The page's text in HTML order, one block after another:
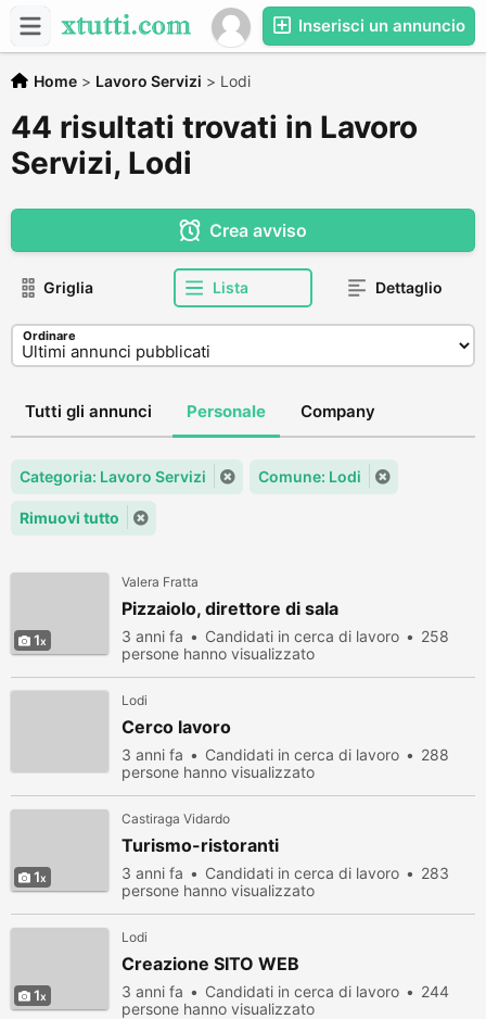
Inserisci un annuncio
Home > Lavoro Servizi > Lodi
44 risultati trovati in Lavoro
Servizi, Lodi
Crea avviso
Griglia Lista Dettaglio
Ordinare
Tutti gli annunci Personale Company
Categoria: Lavoro Servizi Comune: Lodi
Rimuovi tutto
1
Valera Fratta
Pizzaiolo, direttore di sala
3 anni fa Candidati in cerca di lavoro
258
persone hanno visualizzato
Lodi
Cerco lavoro
3 anni fa Candidati in cerca di lavoro
288
persone hanno visualizzato
1
Castiraga Vidardo
Turismo-ristoranti
3 anni fa Candidati in cerca di lavoro
283
persone hanno visualizzato
1
Lodi
Creazione SITO WEB
3 anni fa Candidati in cerca di lavoro
244
persone hanno visualizzato